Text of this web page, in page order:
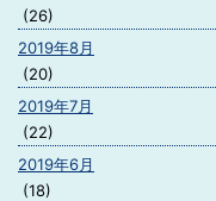
(26)
2019年8月
(20)
2019年7月
(22)
2019年6月
(18)